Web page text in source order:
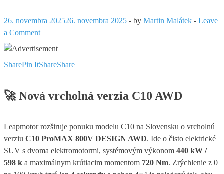
26. novembra 202526. novembra 2025 - by Martin Malátek - Leave
a Comment
SharePin ItShareShare
🚀Nová vrcholná verzia C10 AWD
Leapmotor rozširuje ponuku modelu C10 na Slovensku o vrcholnú
verziu C10 ProMAX 800V DESIGN AWD. Ide o čisto elektrické
SUV s dvoma elektromotormi, systémovým výkonom 440 kW /
598 k a maximálnym krútiacim momentom 720 Nm. Zrýchlenie z 0